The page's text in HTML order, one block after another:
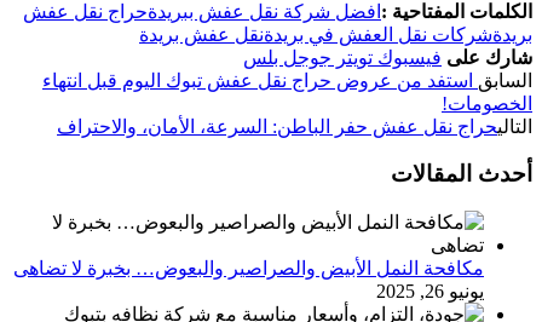
الكلمات المفتاحية : افضل شركة نقل عفش ببريدةحراج نقل عفش
بريدةشركات نقل العفش في بريدةنقل عفش بريدة
شارك على فيسبوك تويتر جوجل بلس
السابق استفد من عروض حراج نقل عفش تبوك اليوم قبل انتهاء
الخصومات!
التاليحراج نقل عفش حفر الباطن: السرعة، الأمان، والاحتراف
أحدث المقالات
مكافحة النمل الأبيض والصراصير والبعوض… بخبرة لا تضاهى
يونيو 26, 2025